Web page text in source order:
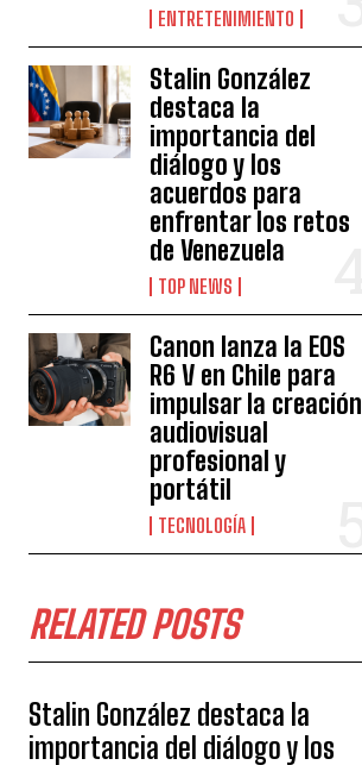
ENTRETENIMIENTO
Stalin González
destaca la
importancia del
diálogo y los
acuerdos para
enfrentar los retos
de Venezuela
TOP NEWS
Canon lanza la EOS
R6 V en Chile para
impulsar la creación
audiovisual
profesional y
portátil
TECNOLOGÍA
RELATED POSTS
Stalin González destaca la
importancia del diálogo y los